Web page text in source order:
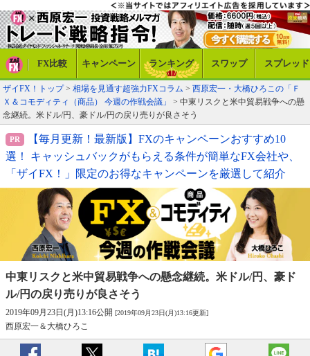
FX比較 キャンペーン ランキング スワップ スプレッド
ザイFX！トップ> 相場を見通す超強力FXコラム > 西原宏一・大橋ひろこの「Ｆ
Ｘ＆コモディティ（商品） 今週の作戦会議」
> 中東リスクと米中貿易戦争への懸
念継続。米ドル/円、豪ドル/円の戻り売りが良さそう
【毎月更新！最新版】FXのキャンペーンおすすめ10
選！ キャッシュバックがもらえる条件が簡単なFX会社や、
「ザイFX！」限定のお得なキャンペーンを厳選して紹介
中東リスクと米中貿易戦争への懸念継続。 米ドル/円、豪ド
ル/円の戻り売りが良さそう
2019年09月23日(月)13:16公開 [2019年09月23日(月)13:16更新]
西原宏一＆大橋ひろこ